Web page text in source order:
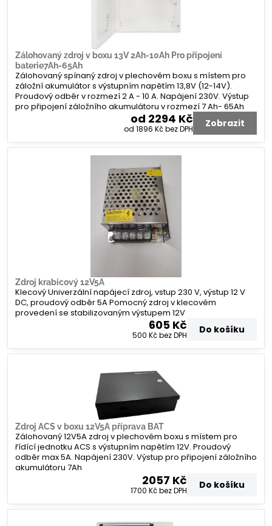
Zálohovaný zdroj v boxu 13V 2Ah-10Ah Pro připojení
baterie7Ah-65Ah
Zálohovaný spínaný zdroj v plechovém boxu s místem pro
záložní akumulátor s výstupním napětím 13,8V (12-14V).
Proudový odběr v rozmezí 2 A - 10 A. Napájení 230V. Výstup
pro připojení záložního akumulátoru v rozmezí 7 Ah- 65Ah
od 2294 Kč
od 1896 Kčbez DPH Zobrazit
Zdroj krabicový 12V5A
Klecový Univerzální napájecí zdroj, vstup 230 V, výstup 12 V
DC, proudový odběr 5A Pomocný zdroj v klecovém
provedení se stabilizovaným výstupem 12V
605 Kč
500 Kčbez DPH Do košíku
Zdroj ACS v boxu 12V5A příprava BAT
Zálohovaný 12V5A zdroj v plechovém boxu s místem pro
řídící jednotku ACS s výstupním napětím 12V. Proudový
odběr max 5A. Napájení 230V. Výstup pro připojení záložního
akumulátoru 7Ah
2057 Kč
1700 Kčbez DPH Do košíku